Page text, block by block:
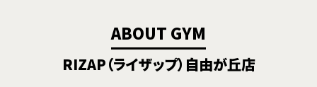
ABOUT GYM
RIZAP（ライザップ）自由が丘店